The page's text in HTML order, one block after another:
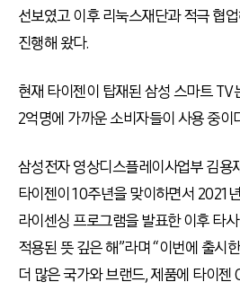
선보였고 이후 리눅스재단과 적극 협
진행해 왔다.
현재 타이젠이 탑재된 삼성 스마트TV
2억명에 가까운 소비자들이 사용 중이
삼성전자 영상디스플레이사업부 김용
타이젠이 10주년을 맞이하면서 2021년
라이센싱 프로그램을 발표한 이후 타사
적용된 뜻 깊은 해”라며 “이번에 출시
더 많은 국가와 브랜드,제품에 타이젠